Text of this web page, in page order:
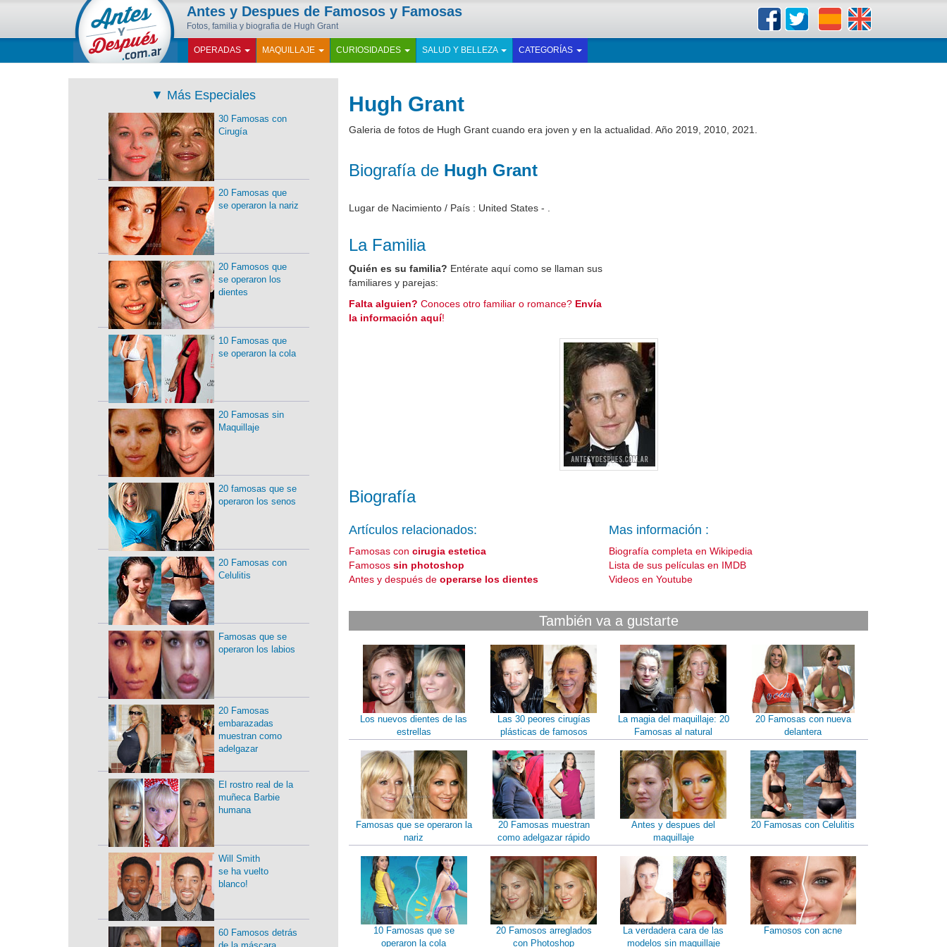
Antes y Despues de Famosos y Famosas
Fotos, familia y biografia de Hugh Grant
OPERADAS MAQUILLAJE CURIOSIDADES SALUD Y BELLEZA CATEGORÍAS
Hugh Grant
Galeria de fotos de Hugh Grant cuando era joven y en la actualidad. Año 2019, 2010, 2021.
Biografía de Hugh Grant
Lugar de Nacimiento / País : United States - .
La Familia
Quién es su familia? Entérate aquí como se llaman sus
familiares y parejas:
Falta alguien? Conoces otro familiar o romance? Envía
la información aquí!
Biografía
Artículos relacionados:
Famosas concirugia estetica
Famosossin photoshop
Antes y después deoperarse los dientes
Mas información :
Biografía completa en Wikipedia
Lista de sus películas en IMDB
Videos en Youtube
También va a gustarte
Los nuevos dientes de las
estrellas
Las 30 peores cirugías
plásticas de famosos
La magia del maquillaje: 20
Famosas al natural
20 Famosas con nueva
delantera
Famosas que se operaron la
nariz
20 Famosas muestran
como adelgazar rápido
Antes y despues del
maquillaje
20 Famosas con Celulitis
10 Famosas que se
operaron la cola
20 Famosos arreglados
con Photoshop
La verdadera cara de las
modelos sin maquillaje
Famosos con acne
▼ Más Especiales
30 Famosas con
Cirugía
20 Famosas que
se operaron la nariz
20 Famosos que
se operaron los
dientes
10 Famosas que
se operaron la cola
20 Famosas sin
Maquillaje
20 famosas que se
operaron los senos
20 Famosas con
Celulitis
Famosas que se
operaron los labios
20 Famosas
embarazadas
muestran como
adelgazar
El rostro real de la
muñeca Barbie
humana
Will Smith
se ha vuelto
blanco!
60 Famosos detrás